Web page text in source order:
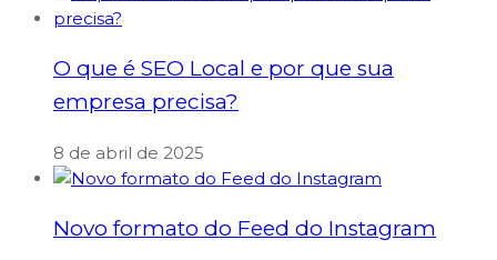
O que é SEO Local e por que sua
empresa precisa?
8 de abril de 2025
Novo formato do Feed do Instagram